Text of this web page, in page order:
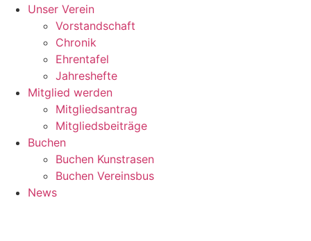
Unser Verein
Vorstandschaft
Chronik
Ehrentafel
Jahreshefte
Mitglied werden
Mitgliedsantrag
Mitgliedsbeiträge
Buchen
Buchen Kunstrasen
Buchen Vereinsbus
News